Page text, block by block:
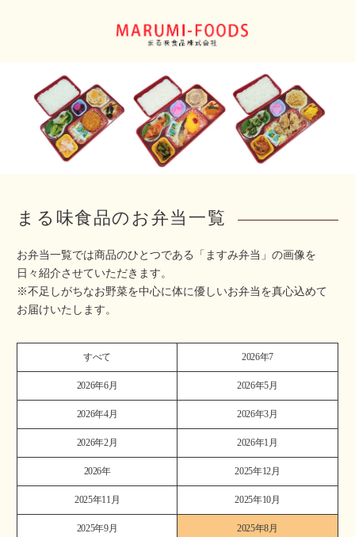
まる味食品のお弁当一覧
お弁当一覧では商品のひとつである「ますみ弁当」の画像を
日々紹介させていただきます。
※不足しがちなお野菜を中心に体に優しいお弁当を真心込めて
お届けいたします。
すべて 2026年7
2026年6月 2026年5月
2026年4月 2026年3月
2026年2月 2026年1月
2026年 2025年12月
2025年11月 2025年10月
2025年9月 2025年8月